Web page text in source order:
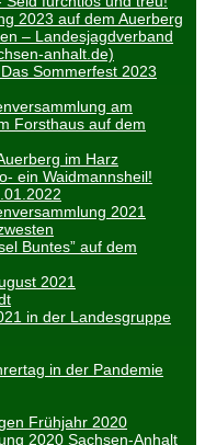
2023 auf dem Auerberg
– Landesjagdverband
anhalt.de)
Sommerfest 2023
am
Forsthaus auf dem
im Harz
ein Waidmannsheil!
2021
Buntes” auf dem
2021
in der Landesgruppe
in der Pandemie
Frühjahr 2020
2020 Sachsen-Anhalt